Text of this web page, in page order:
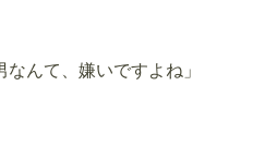
んて、嫌いですよね」